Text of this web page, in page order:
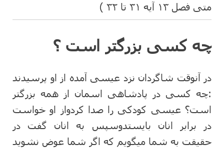
متی فصل ۱۳ آیه ۳۱ تا ۳۲ )
چه کسی بزرگتر است ؟
در آنوقت شاگردان نزد عیسی آمده از او پرسیدند
:چه کسی در پادشاهی اسمان از همه بزرگتر
است؟ عیسی کودکی را صدا کردواز او خواست
در برابر انان بایستدوسپس به انان گفت در
حقیقت به شما میگویم که اگر شما عوض نشوید